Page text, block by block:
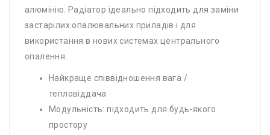
алюмінію. Радіатор ідеально підходить для заміни
застарілих опалювальних приладів і для
використання в нових системах центрального
опалення.
Найкраще співвідношення вага /
тепловіддача
Модульність: підходить для будь-якого
простору